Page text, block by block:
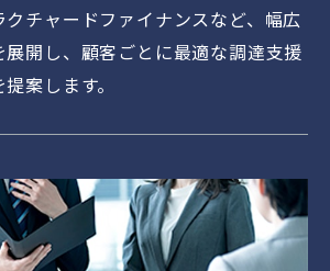
チャードファイナンスなど、幅広
展開し、顧客ごとに最適な調達支援
案します。